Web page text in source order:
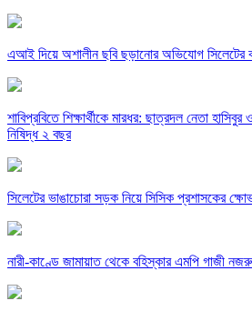
এআই দিয়ে অশালীন ছবি ছড়ানোর অভিযোগ সিলেটের
শাবিপ্রবিতে শিক্ষার্থীকে মারধর: ছাত্রদল নেতা
নিষিদ্ধ ২ বছর
সিলেটের ভাঙাচোরা সড়ক নিয়ে সিসিক প্রশাসকের
নারী-কাণ্ডে জামায়াত থেকে বহিস্কার এমপি গাজী